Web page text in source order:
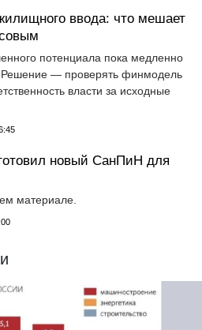
ввода: что мешает
потенциала пока медленно
Решение — проверять финмодель
власти за исходные
новый СанПиН для
материале.